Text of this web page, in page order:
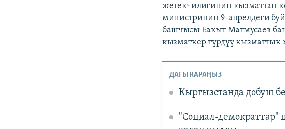
жетекчилигинин кызматтан
министринин 9-апрелдеги
башчысы Бакыт Матмусаев
кызматкер түрдүү кызматтык
ДАГЫ КАРАҢЫЗ
Кыргызстанда добуш
"Социал-